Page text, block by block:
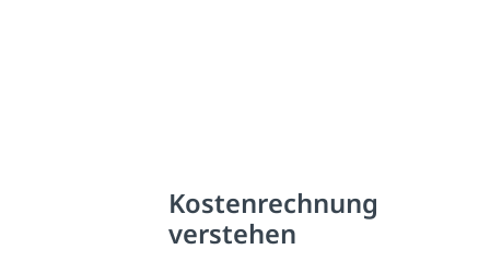
Kostenrechnung
verstehen